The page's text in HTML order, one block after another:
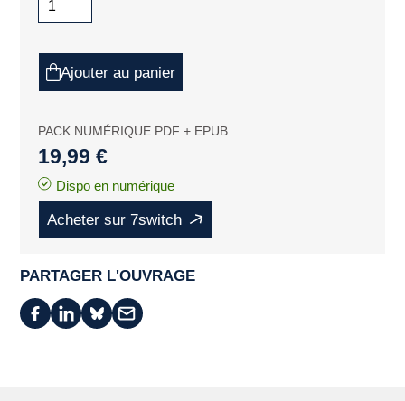
Ajouter au panier
PACK NUMÉRIQUE PDF + EPUB
19,99 €
Dispo en numérique
Acheter sur 7switch
PARTAGER L'OUVRAGE